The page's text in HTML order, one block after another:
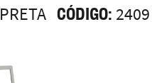
PRETA CÓDIGO: 2409